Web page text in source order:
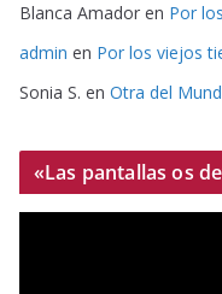
Blanca Amador en Por
admin en Por los viejos
Sonia S. en Otra del
«Las pantallas os